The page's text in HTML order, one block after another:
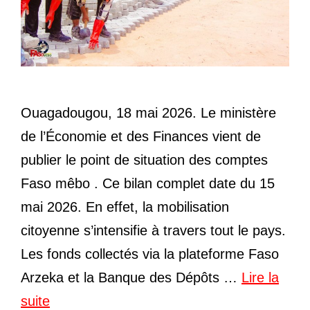
Ouagadougou, 18 mai 2026. Le ministère
de l’Économie et des Finances vient de
publier le point de situation des comptes
Faso mêbo . Ce bilan complet date du 15
mai 2026. En effet, la mobilisation
citoyenne s’intensifie à travers tout le pays.
Les fonds collectés via la plateforme Faso
Arzeka et la Banque des Dépôts … Lire la
suite